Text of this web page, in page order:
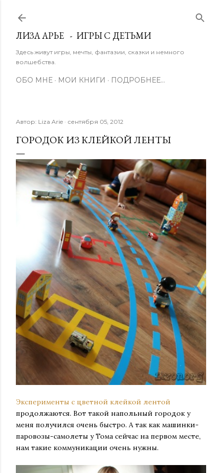
ЛИЗА АРЬЕ - ИГРЫ С ДЕТЬМИ
Здесь живут игры, мечты, фантазии, сказки и немного
волшебства.
ОБО МНЕ МОИ КНИГИ ПОДРОБНЕЕ…
Автор: Liza Arie сентября 05, 2012
ГОРОДОК ИЗ КЛЕЙКОЙ ЛЕНТЫ
Эксперименты с цветной клейкой лентой
продолжаются. Вот такой напольный городок у
меня получился очень быстро. А так как машинки-
паровозы-самолеты у Тома сейчас на первом месте,
нам такие коммуникации очень нужны.